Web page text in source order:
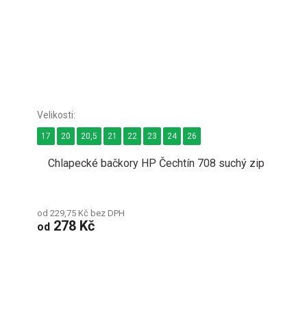
Chlapecké bačkory HP Čechtín 708 suchý zip
od 229,75 Kč bez DPH
od 278 Kč
17 20 20,5 21 22 23 24 26